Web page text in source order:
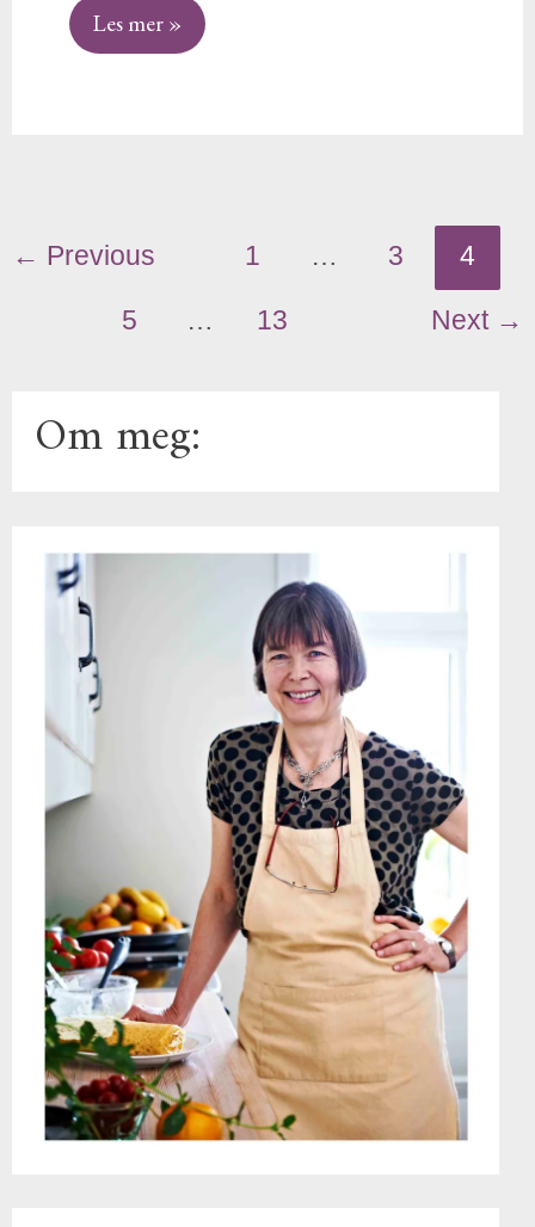
Les mer »
← Previous 1 … 3 4
5 … 13 Next →
Om meg: